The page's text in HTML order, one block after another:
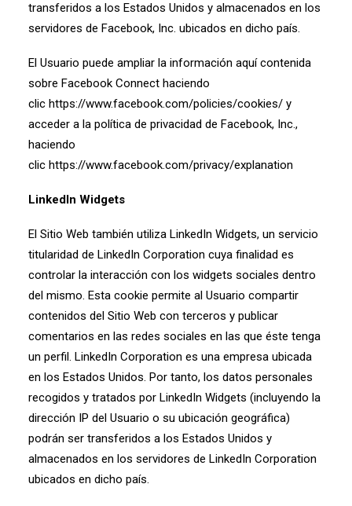
transferidos a los Estados Unidos y almacenados en los
servidores de Facebook, Inc. ubicados en dicho país.
El Usuario puede ampliar la información aquí contenida
sobre Facebook Connect haciendo
clic https://www.facebook.com/policies/cookies/ y
acceder a la política de privacidad de Facebook, Inc.,
haciendo
clic https://www.facebook.com/privacy/explanation
LinkedIn Widgets
El Sitio Web también utiliza LinkedIn Widgets, un servicio
titularidad de LinkedIn Corporation cuya finalidad es
controlar la interacción con los widgets sociales dentro
del mismo. Esta cookie permite al Usuario compartir
contenidos del Sitio Web con terceros y publicar
comentarios en las redes sociales en las que éste tenga
un perfil. LinkedIn Corporation es una empresa ubicada
en los Estados Unidos. Por tanto, los datos personales
recogidos y tratados por LinkedIn Widgets (incluyendo la
dirección IP del Usuario o su ubicación geográfica)
podrán ser transferidos a los Estados Unidos y
almacenados en los servidores de LinkedIn Corporation
ubicados en dicho país.